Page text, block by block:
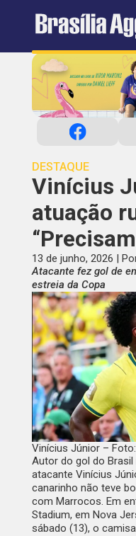
DESTAQUE
Vinícius
atuação
13 de junho, 2026 |
Atacante fez gol de
estreia da Copa
Vinícius Júnior –
Autor do gol do
atacante Vinícius
canarinho não teve
com Marrocos. Em
Stadium, em Nova
sábado (13), o